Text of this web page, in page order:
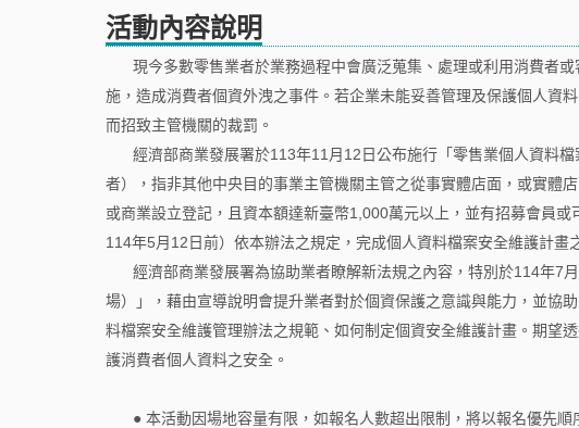
活動內容說明
現今多數零售業者於業務過程中會廣泛蒐集、處理或利用消費者
施，造成消費者個資外洩之事件。若企業未能妥善管理及保護個人資
而招致主管機關的裁罰。
經濟部商業發展署於113年11月12日公布施行「零售業個人資料
者），指非其他中央目的事業主管機關主管之從事實體店面，或實體
或商業設立登記，且資本額達新臺幣1,000萬元以上，並有招募會員
114年5月12日前）依本辦法之規定，完成個人資料檔案安全維護計畫
經濟部商業發展署為協助業者瞭解新法規之內容，特別於114年7
場）」，藉由宣導說明會提升業者對於個資保護之意識與能力，並協
料檔案安全維護管理辦法之規範、如何制定個資安全維護計畫。期望
護消費者個人資料之安全。
● 本活動因場地容量有限，如報名人數超出限制，將以報名優先順